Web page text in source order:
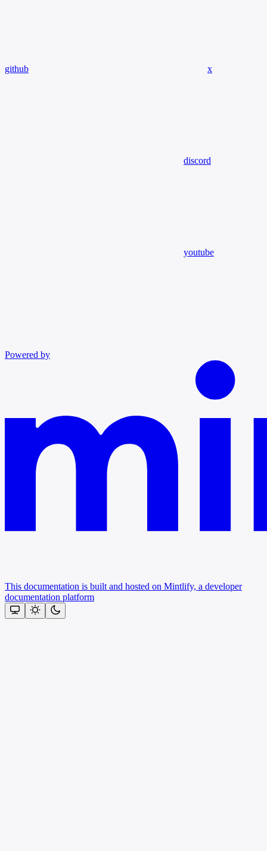
github x
discord
youtube
Powered by
This documentation is built and hosted on Mintlify, a developer
documentation platform